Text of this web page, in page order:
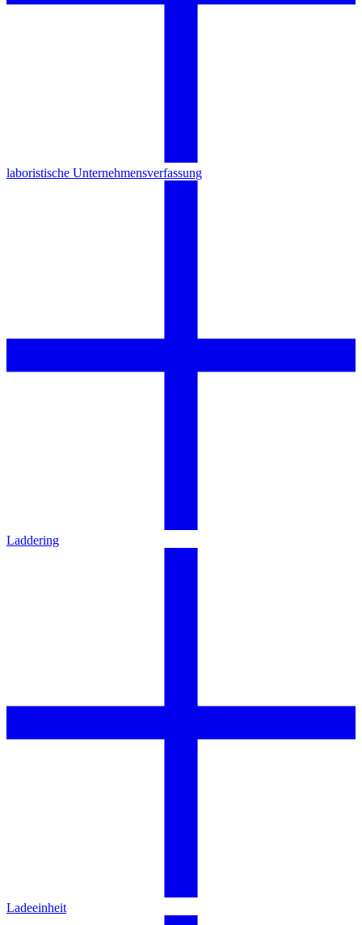
laboristische Unternehmensverfassung
Laddering
Ladeeinheit